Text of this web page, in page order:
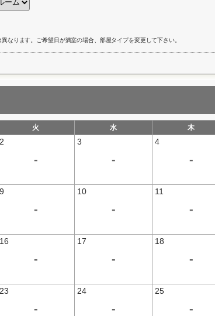
なります。ご希望日が満室の場合、部屋タイプを変更して下さい。
火 水 木
2
-
3
-
4
-
9
-
10
-
11
-
16
-
17
-
18
-
23
-
24
-
25
-